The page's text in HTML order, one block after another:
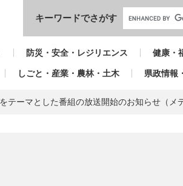
本文へ
キーワードでさがす
防災・安全・レジリエンス 健康・
しごと・産業・農林・土木 県政情報
テーマとした番組の放送開始のお知らせ（メ